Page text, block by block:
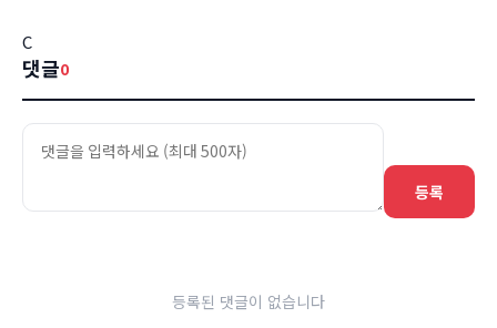
C
댓글0
등록
등록된 댓글이 없습니다